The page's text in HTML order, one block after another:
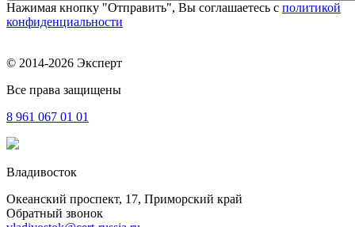
Нажимая кнопку "Отправить", Вы соглашаетесь с политикой
конфиденциальности
© 2014-2026 Эксперт
Все права защищены
8 961 067 01 01
Владивосток
Океанский проспект, 17, Приморский край
Обратный звонок